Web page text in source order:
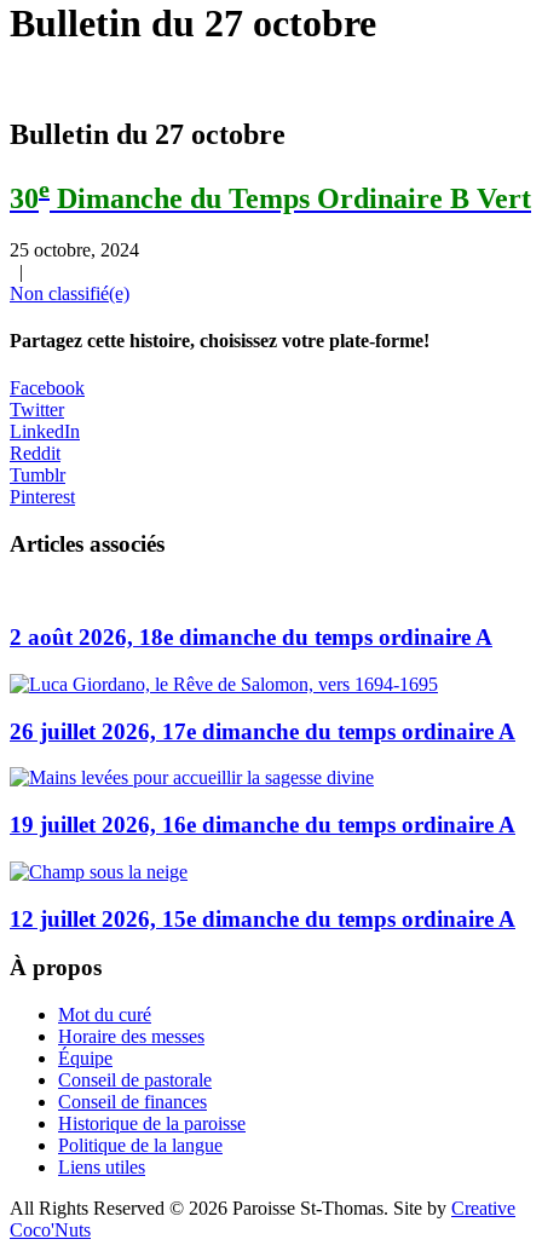
Bulletin du 27 octobre
Bulletin du 27 octobre
30e Dimanche du Temps Ordinaire B Vert
25 octobre, 2024
|
Non classifié(e)
Partagez cette histoire, choisissez votre plate-forme!
Facebook
Twitter
LinkedIn
Reddit
Tumblr
Pinterest
Articles associés
2 août 2026, 18e dimanche du temps ordinaire A
26 juillet 2026, 17e dimanche du temps ordinaire A
19 juillet 2026, 16e dimanche du temps ordinaire A
12 juillet 2026, 15e dimanche du temps ordinaire A
À propos
Mot du curé
Horaire des messes
Équipe
Conseil de pastorale
Conseil de finances
Historique de la paroisse
Politique de la langue
Liens utiles
All Rights Reserved © 2026 Paroisse St-Thomas. Site by Creative
Coco'Nuts